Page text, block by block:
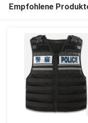
Empfohlene